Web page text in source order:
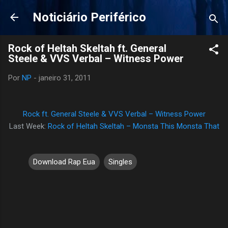
Pular para o conteúdo principal
Noticiário Periférico
Rock of Heltah Skeltah ft. General
Steele & VVS Verbal – Witness Power
Por NP - janeiro 31, 2011
Rock ft. General Steele & VVS Verbal – Witness Power
Last Week: Rock of Heltah Skeltah – Monsta This Monsta That
Download Rap Eua Singles